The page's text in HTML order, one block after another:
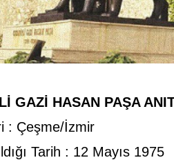
GAZİ HASAN PAŞA
: Çeşme/İzmir
Tarih : 12 Mayıs 1975